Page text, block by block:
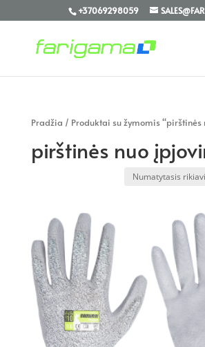
+37069298059
Pradžia / Produktai su žymomis “pirštinės
pirštinės nuo